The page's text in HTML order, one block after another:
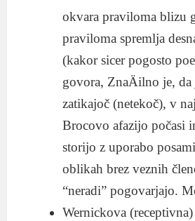
okvara praviloma blizu
praviloma spremlja
(kakor sicer pogosto
govora, ZnaÄilno je,
zatikajoč (netekoč), v
Brocovo afazijo počasi
storijo z uporabo
oblikah brez veznih
“neradi” pogovarjajo.
Wernickova